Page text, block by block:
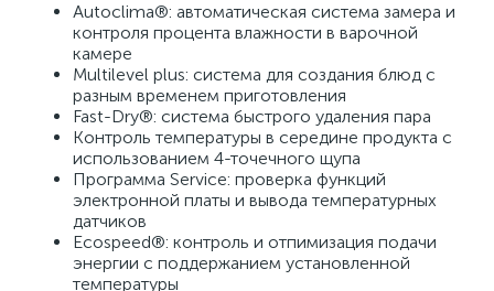
Autoclima®: автоматическая система замера и
контроля процента влажности в варочной
камере
Multilevel plus: система для создания блюд с
разным временем приготовления
Fast-Dry®: система быстрого удаления пара
Контроль температуры в середине продукта с
использованием 4-точечного щупа
Программа Service: проверка функций
электронной платы и вывода температурных
датчиков
Ecospeed®: контроль и отпимизация подачи
энергии с поддержанием установленной
температуры